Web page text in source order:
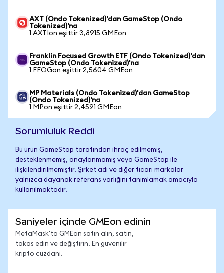
AXT (Ondo Tokenized)'dan GameStop (Ondo
Tokenized)'na
1 AXTIon eşittir 3,8915 GMEon
Franklin Focused Growth ETF (Ondo Tokenized)'dan
GameStop (Ondo Tokenized)'na
1 FFOGon eşittir 2,5604 GMEon
MP Materials (Ondo Tokenized)'dan GameStop
(Ondo Tokenized)'na
1 MPon eşittir 2,4591 GMEon
Sorumluluk Reddi
Bu ürün GameStop tarafından ihraç edilmemiş,
desteklenmemiş, onaylanmamış veya GameStop ile
ilişkilendirilmemiştir. Şirket adı ve diğer ticari markalar
yalnızca dayanak referans varlığını tanımlamak amacıyla
kullanılmaktadır.
Saniyeler içinde GMEon edinin
MetaMask'ta GMEon satın alın, satın,
takas edin ve değiştirin. En güvenilir
kripto cüzdanı.